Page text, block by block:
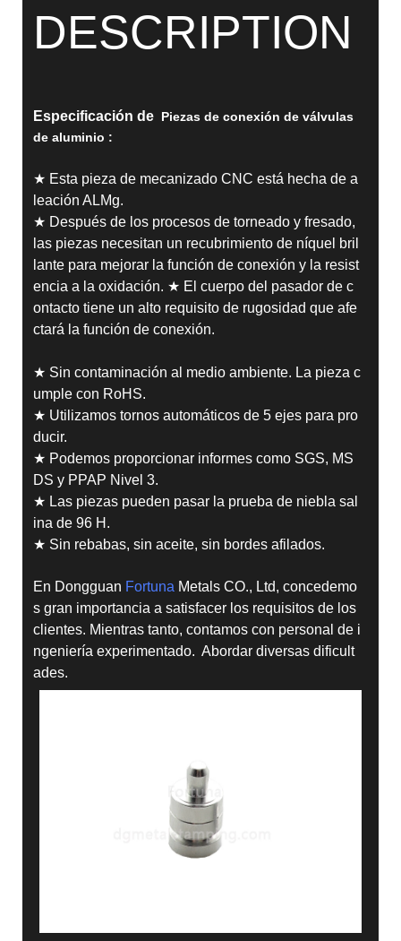
DESCRIPTION
Especificación de Piezas de conexión de válvulas
de aluminio :
★ Esta pieza de mecanizado CNC está hecha de a
leación ALMg.
★ Después de los procesos de torneado y fresado,
las piezas necesitan un recubrimiento de níquel bril
lante para mejorar la función de conexión y la resist
encia a la oxidación. ★ El cuerpo del pasador de c
ontacto tiene un alto requisito de rugosidad que afe
ctará la función de conexión.
★ Sin contaminación al medio ambiente. La pieza c
umple con RoHS.
★ Utilizamos tornos automáticos de 5 ejes para pro
ducir.
★ Podemos proporcionar informes como SGS, MS
DS y PPAP Nivel 3.
★ Las piezas pueden pasar la prueba de niebla sal
ina de 96 H.
★ Sin rebabas, sin aceite, sin bordes afilados.
En Dongguan Fortuna Metals CO., Ltd, concedemo
s gran importancia a satisfacer los requisitos de los
clientes. Mientras tanto, contamos con personal de i
ngeniería experimentado. Abordar diversas dificult
ades.